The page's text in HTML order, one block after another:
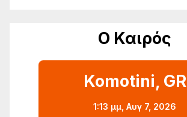
Ο Καιρός
Komotini, GR
1:13 μμ, Αυγ 7, 2026